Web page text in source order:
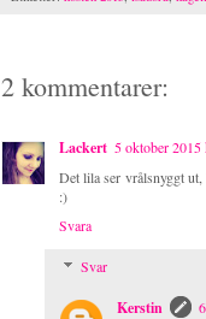
2 kommentarer:
Lackert 5 oktober
Det lila ser vrålsnyggt ut,
:)
Svara
Svar
Kerstin